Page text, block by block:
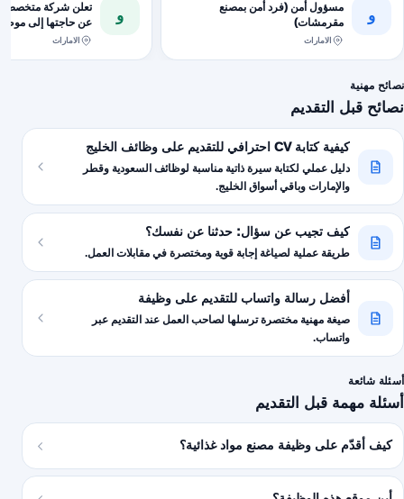
و
مسؤول أمن (فرد أمن بمصنع
مقرمشات)
الامارات
و
تعلن شركة متخصصة
عن حاجتها إلى
(HR).
الامارات
نصائح مهنية
نصائح قبل التقديم
كيفية كتابة CV احترافي للتقديم على وظائف الخليج
دليل عملي لكتابة سيرة ذاتية مناسبة لوظائف السعودية وقطر
والإمارات وباقي أسواق الخليج.
كيف تجيب عن سؤال: حدثنا عن نفسك؟
طريقة عملية لصياغة إجابة قوية ومختصرة في مقابلات العمل.
أفضل رسالة واتساب للتقديم على وظيفة
صيغة مهنية مختصرة ترسلها لصاحب العمل عند التقديم عبر
واتساب.
أسئلة شائعة
أسئلة مهمة قبل التقديم
كيف أقدّم على وظيفة مصنع مواد غذائية؟